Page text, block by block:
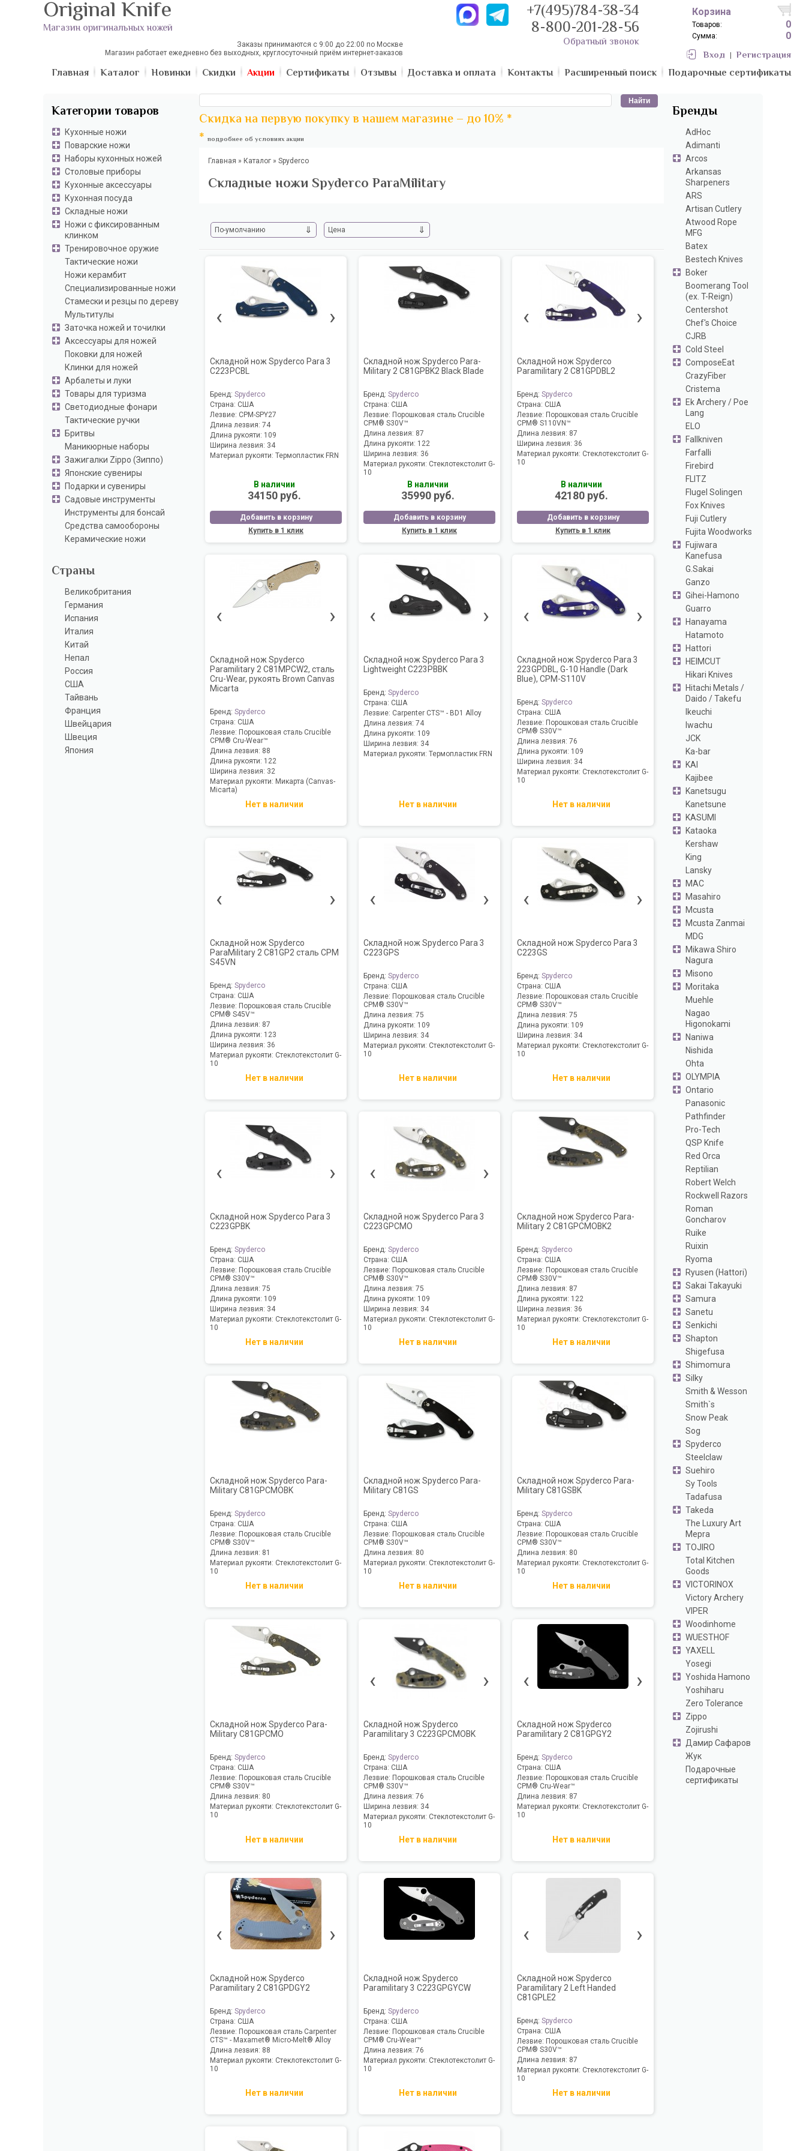
Original Knife
Магазин оригинальных ножей
Заказы принимаются с 9:00 до 22:00 по Москве
Магазин работает ежедневно без выходных, круглосуточный приём интернет-заказов
Корзина
Товаров: 0
Сумма: 0
Вход Регистрация
+7(495)784-38-34
8-800-201-28-56
Обратный звонок
Главная Каталог Новинки Скидки Акции Сертификаты Отзывы Доставка и оплата Контакты Расширенный поиск Подарочные сертификаты
Категории товаров
Кухонные ножи
Поварские ножи
Наборы кухонных ножей
Столовые приборы
Кухонные аксессуары
Кухонная посуда
Складные ножи
Ножи с фиксированным
клинком
Тренировочное оружие
Тактические ножи
Ножи керамбит
Специализированные ножи
Стамески и резцы по дереву
Мультитулы
Заточка ножей и точилки
Аксессуары для ножей
Поковки для ножей
Клинки для ножей
Арбалеты и луки
Товары для туризма
Светодиодные фонари
Тактические ручки
Бритвы
Маникюрные наборы
Зажигалки Zippo (Зиппо)
Японские сувениры
Подарки и сувениры
Садовые инструменты
Инструменты для бонсай
Средства самообороны
Керамические ножи
Страны
Великобритания
Германия
Испания
Италия
Китай
Непал
Россия
США
Тайвань
Франция
Швейцария
Швеция
Япония
Бренды
AdHoc
Adimanti
Arcos
Arkansas
Sharpeners
ARS
Artisan Cutlery
Atwood Rope
MFG
Batex
Bestech Knives
Boker
Boomerang Tool
(ex. T-Reign)
Centershot
Chef's Choice
CJRB
Cold Steel
ComposeEat
CrazyFiber
Cristema
Ek Archery / Poe
Lang
ELO
Fallkniven
Farfalli
Firebird
FLITZ
Flugel Solingen
Fox Knives
Fuji Cutlery
Fujita Woodworks
Fujiwara
Kanefusa
G.Sakai
Ganzo
Gihei-Hamono
Guarro
Hanayama
Hatamoto
Hattori
HEIMCUT
Hikari Knives
Hitachi Metals /
Daido / Takefu
Ikeuchi
Iwachu
JCK
Ka-bar
KAI
Kajibee
Kanetsugu
Kanetsune
KASUMI
Kataoka
Kershaw
King
Lansky
MAC
Masahiro
Mcusta
Mcusta Zanmai
MDG
Mikawa Shiro
Nagura
Misono
Moritaka
Muehle
Nagao
Higonokami
Naniwa
Nishida
Ohta
OLYMPIA
Ontario
Panasonic
Pathfinder
Pro-Tech
QSP Knife
Red Orca
Reptilian
Robert Welch
Rockwell Razors
Roman
Goncharov
Ruike
Ruixin
Ryoma
Ryusen (Hattori)
Sakai Takayuki
Samura
Sanetu
Senkichi
Shapton
Shigefusa
Shimomura
Silky
Smith & Wesson
Smith`s
Snow Peak
Sog
Spyderco
Steelclaw
Suehiro
Sy Tools
Tadafusa
Takeda
The Luxury Art
Mepra
TOJIRO
Total Kitchen
Goods
VICTORINOX
Victory Archery
VIPER
Woodinhome
WUESTHOF
YAXELL
Yosegi
Yoshida Hamono
Yoshiharu
Zero Tolerance
Zippo
Zojirushi
Дамир Сафаров
Жук
Подарочные
сертификаты
Скидка на первую покупку в нашем магазине – до 10% *
* подробнее об условиях акции
Главная » Каталог » Spyderco
Складные ножи Spyderco ParaMilitary
По-умолчанию ⇓ Цена ⇓
›
‹
Складной нож Spyderco Para 3
C223PCBL
Бренд: Spyderco
Страна: США
Лезвие: CPM-SPY27
Длина лезвия: 74
Длина рукояти: 109
Ширина лезвия: 34
Материал рукояти: Термопластик FRN
В наличии
34150 руб.
Добавить в корзину
Купить в 1 клик
Складной нож Spyderco Para-
Military 2 C81GPBK2 Black Blade
Бренд: Spyderco
Страна: США
Лезвие: Порошковая сталь Crucible
CPM® S30V™
Длина лезвия: 87
Длина рукояти: 122
Ширина лезвия: 36
Материал рукояти: Стеклотекстолит G-
10
В наличии
35990 руб.
Добавить в корзину
Купить в 1 клик
›
‹
Складной нож Spyderco
Paramilitary 2 C81GPDBL2
Бренд: Spyderco
Страна: США
Лезвие: Порошковая сталь Crucible
CPM® S110VN™
Длина лезвия: 87
Ширина лезвия: 36
Материал рукояти: Стеклотекстолит G-
10
В наличии
42180 руб.
Добавить в корзину
Купить в 1 клик
›
‹
Складной нож Spyderco
Paramilitary 2 C81MPCW2, сталь
Cru-Wear, рукоять Brown Canvas
Micarta
Бренд: Spyderco
Страна: США
Лезвие: Порошковая сталь Crucible
CPM® Cru-Wear™
Длина лезвия: 88
Длина рукояти: 122
Ширина лезвия: 32
Материал рукояти: Микарта (Canvas-
Micarta)
Нет в наличии
›
‹
Складной нож Spyderco Para 3
Lightweight C223PBBK
Бренд: Spyderco
Страна: США
Лезвие: Carpenter CTS™ - BD1 Alloy
Длина лезвия: 74
Длина рукояти: 109
Ширина лезвия: 34
Материал рукояти: Термопластик FRN
Нет в наличии
›
‹
Складной нож Spyderco Para 3
223GPDBL, G-10 Handle (Dark
Blue), CPM-S110V
Бренд: Spyderco
Страна: США
Лезвие: Порошковая сталь Crucible
CPM® S30V™
Длина лезвия: 76
Длина рукояти: 109
Ширина лезвия: 34
Материал рукояти: Стеклотекстолит G-
10
Нет в наличии
›
‹
Складной нож Spyderco
ParaMilitary 2 C81GP2 сталь CPM
S45VN
Бренд: Spyderco
Страна: США
Лезвие: Порошковая сталь Crucible
CPM® S45V™
Длина лезвия: 87
Длина рукояти: 123
Ширина лезвия: 36
Материал рукояти: Стеклотекстолит G-
10
Нет в наличии
›
‹
Складной нож Spyderco Para 3
C223GPS
Бренд: Spyderco
Страна: США
Лезвие: Порошковая сталь Crucible
CPM® S30V™
Длина лезвия: 75
Длина рукояти: 109
Ширина лезвия: 34
Материал рукояти: Стеклотекстолит G-
10
Нет в наличии
›
‹
Складной нож Spyderco Para 3
C223GS
Бренд: Spyderco
Страна: США
Лезвие: Порошковая сталь Crucible
CPM® S30V™
Длина лезвия: 75
Длина рукояти: 109
Ширина лезвия: 34
Материал рукояти: Стеклотекстолит G-
10
Нет в наличии
›
‹
Складной нож Spyderco Para 3
C223GPBK
Бренд: Spyderco
Страна: США
Лезвие: Порошковая сталь Crucible
CPM® S30V™
Длина лезвия: 75
Длина рукояти: 109
Ширина лезвия: 34
Материал рукояти: Стеклотекстолит G-
10
Нет в наличии
›
‹
Складной нож Spyderco Para 3
C223GPCMO
Бренд: Spyderco
Страна: США
Лезвие: Порошковая сталь Crucible
CPM® S30V™
Длина лезвия: 75
Длина рукояти: 109
Ширина лезвия: 34
Материал рукояти: Стеклотекстолит G-
10
Нет в наличии
Складной нож Spyderco Para-
Military 2 C81GPCMOBK2
Бренд: Spyderco
Страна: США
Лезвие: Порошковая сталь Crucible
CPM® S30V™
Длина лезвия: 87
Длина рукояти: 122
Ширина лезвия: 36
Материал рукояти: Стеклотекстолит G-
10
Нет в наличии
Складной нож Spyderco Para-
Military C81GPCMOBK
Бренд: Spyderco
Страна: США
Лезвие: Порошковая сталь Crucible
CPM® S30V™
Длина лезвия: 81
Материал рукояти: Стеклотекстолит G-
10
Нет в наличии
Складной нож Spyderco Para-
Military C81GS
Бренд: Spyderco
Страна: США
Лезвие: Порошковая сталь Crucible
CPM® S30V™
Длина лезвия: 80
Материал рукояти: Стеклотекстолит G-
10
Нет в наличии
Складной нож Spyderco Para-
Military C81GSBK
Бренд: Spyderco
Страна: США
Лезвие: Порошковая сталь Crucible
CPM® S30V™
Длина лезвия: 80
Материал рукояти: Стеклотекстолит G-
10
Нет в наличии
Складной нож Spyderco Para-
Military C81GPCMO
Бренд: Spyderco
Страна: США
Лезвие: Порошковая сталь Crucible
CPM® S30V™
Длина лезвия: 80
Материал рукояти: Стеклотекстолит G-
10
Нет в наличии
›
‹
Складной нож Spyderco
Paramilitary 3 C223GPCMOBK
Бренд: Spyderco
Страна: США
Лезвие: Порошковая сталь Crucible
CPM® S30V™
Длина лезвия: 76
Ширина лезвия: 34
Материал рукояти: Стеклотекстолит G-
10
Нет в наличии
›
‹
Складной нож Spyderco
Paramilitary 2 C81GPGY2
Бренд: Spyderco
Страна: США
Лезвие: Порошковая сталь Crucible
CPM® Cru-Wear™
Длина лезвия: 87
Материал рукояти: Стеклотекстолит G-
10
Нет в наличии
›
‹
Складной нож Spyderco
Paramilitary 2 C81GPDGY2
Бренд: Spyderco
Страна: США
Лезвие: Порошковая сталь Carpenter
CTS™ - Maxamet® Micro-Melt® Alloy
Длина лезвия: 88
Материал рукояти: Стеклотекстолит G-
10
Нет в наличии
Складной нож Spyderco
Paramilitary 3 C223GPGYCW
Бренд: Spyderco
Страна: США
Лезвие: Порошковая сталь Crucible
CPM® Cru-Wear™
Длина лезвия: 76
Материал рукояти: Стеклотекстолит G-
10
Нет в наличии
›
‹
Складной нож Spyderco
Paramilitary 2 Left Handed
C81GPLE2
Бренд: Spyderco
Страна: США
Лезвие: Порошковая сталь Crucible
CPM® S30V™
Длина лезвия: 87
Материал рукояти: Стеклотекстолит G-
10
Нет в наличии